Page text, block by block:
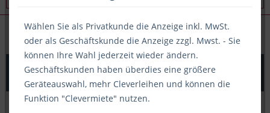
Epson WorkForce Pro WF5110DW
Printation Tinte ersetzt Epson T7893, ca. 4.000 S.,
magenta
Wählen Sie als Privatkunde die Anzeige inkl. MwSt.
oder als Geschäftskunde die Anzeige zzgl. Mwst. - Sie
können Ihre Wahl jederzeit wieder ändern.
Geschäftskunden haben überdies eine größere
Geräteauswahl, mehr Cleverleihen und können die
Funktion "Clevermiete" nutzen.